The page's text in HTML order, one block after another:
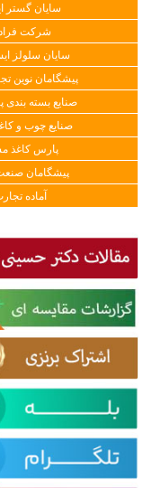
سایان گستر
شرکت
سایان سلولز
پیشگامان نوین
صنایع بسته بندی
صنایع چوب و
پارس کاغذ
پیشگامان
آماده